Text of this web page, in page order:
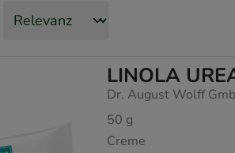
LINOLA
Dr. August Wolff
50 g
Creme